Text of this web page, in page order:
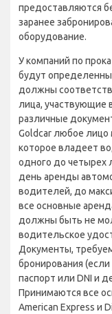
предоставляются
заранее
оборудование.
У компаний по
будут
должны
лица, участвующие
различные
Goldcar любое
которое владеет
одного до четырех
день аренды
водителей, до
все основные
должны быть не
водительское
Документы,
бронирования
паспорт или DNI и
Принимаются все
American Express и